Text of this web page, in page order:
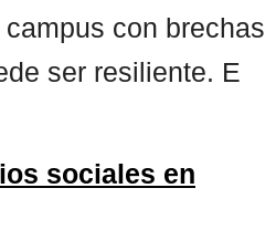
con brechas
ser resiliente. E
sociales en